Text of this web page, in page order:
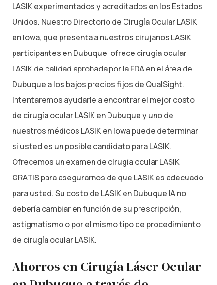
LASIK experimentados y acreditados en los Estados
Unidos. Nuestro Directorio de Cirugía Ocular LASIK
en Iowa, que presenta a nuestros cirujanos LASIK
participantes en Dubuque, ofrece cirugía ocular
LASIK de calidad aprobada por la FDA en el área de
Dubuque a los bajos precios fijos de QualSight.
Intentaremos ayudarle a encontrar el mejor costo
de cirugía ocular LASIK en Dubuque y uno de
nuestros médicos LASIK en Iowa puede determinar
si usted es un posible candidato para LASIK.
Ofrecemos un examen de cirugía ocular LASIK
GRATIS para asegurarnos de que LASIK es adecuado
para usted. Su costo de LASIK en Dubuque IA no
debería cambiar en función de su prescripción,
astigmatismo o por el mismo tipo de procedimiento
de cirugía ocular LASIK.
Ahorros en Cirugía Láser Ocular